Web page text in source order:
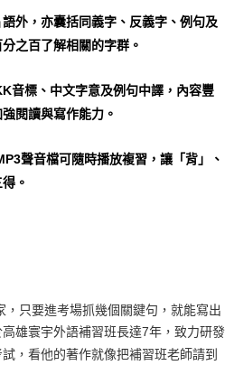
外，亦囊括同義字、反義字、例句及
之百了解相關的字群。
音標、中文字意及例句中譯，內容豐
閱讀與寫作能力。
聲音檔可隨時播放複習，讓「背」、
。
只要進考場抓幾個關鍵句，就能寫出
雄寰宇外語補習班長達7年，致力研發
，看他的著作就像把補習班老師請到